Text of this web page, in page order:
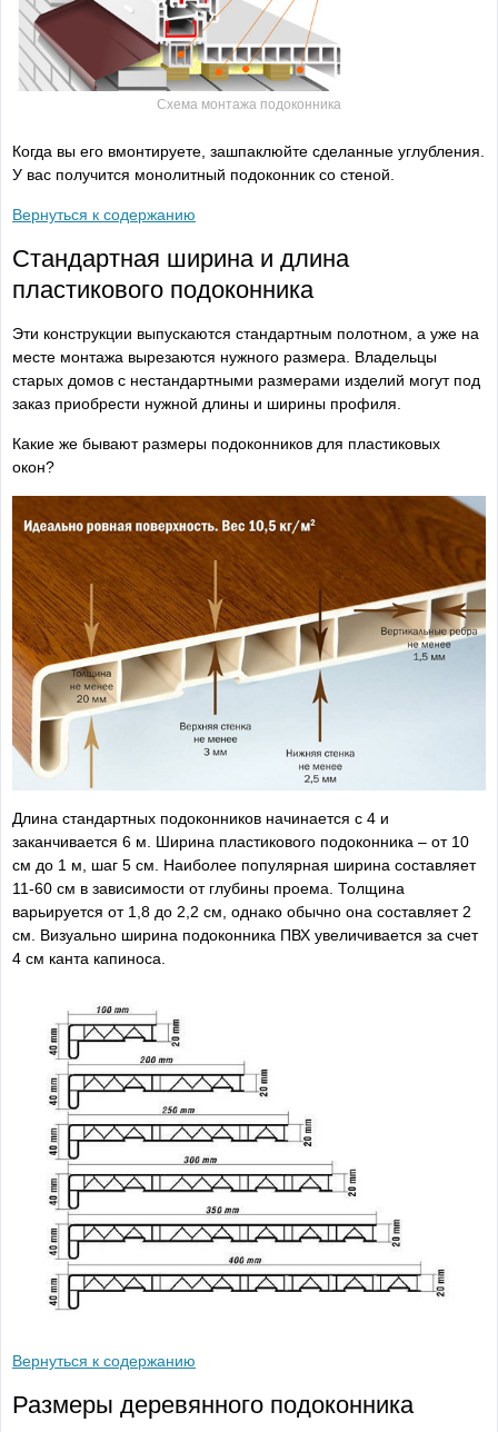
Схема монтажа подоконника
Когда вы его вмонтируете, зашпаклюйте сделанные углубления.
У вас получится монолитный подоконник со стеной.
Вернуться к содержанию
Стандартная ширина и длина
пластикового подоконника
Эти конструкции выпускаются стандартным полотном, а уже на
месте монтажа вырезаются нужного размера. Владельцы
старых домов с нестандартными размерами изделий могут под
заказ приобрести нужной длины и ширины профиля.
Какие же бывают размеры подоконников для пластиковых
окон?
Длина стандартных подоконников начинается с 4 и
заканчивается 6 м. Ширина пластикового подоконника – от 10
см до 1 м, шаг 5 см. Наиболее популярная ширина составляет
11-60 см в зависимости от глубины проема. Толщина
варьируется от 1,8 до 2,2 см, однако обычно она составляет 2
см. Визуально ширина подоконника ПВХ увеличивается за счет
4 см канта капиноса.
Вернуться к содержанию
Размеры деревянного подоконника